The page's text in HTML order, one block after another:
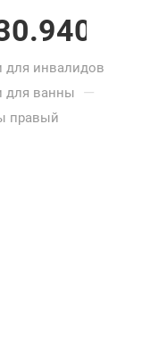
для инвалидов
для ванны —
правый